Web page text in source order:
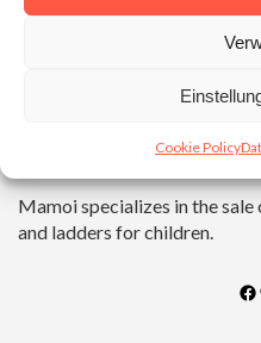
Cookie Policy
and ladders for children.
Mamoi specializes in the
and ladders for children.